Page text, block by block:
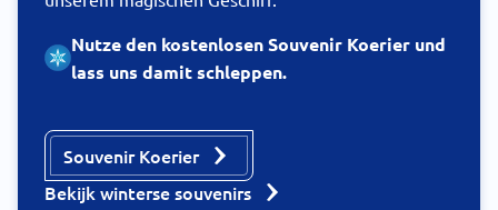
Nutze den kostenlosen Souvenir Koerier und
lass uns damit schleppen.
Souvenir Koerier
Bekijk winterse souvenirs